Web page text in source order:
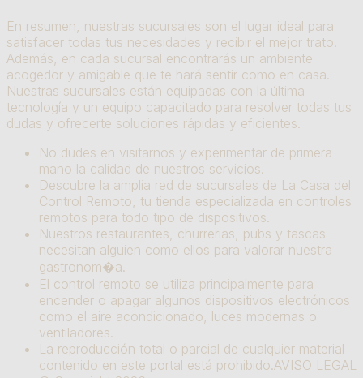
En resumen, nuestras sucursales son el lugar ideal para
satisfacer todas tus necesidades y recibir el mejor trato.
Además, en cada sucursal encontrarás un ambiente
acogedor y amigable que te hará sentir como en casa.
Nuestras sucursales están equipadas con la última
tecnología y un equipo capacitado para resolver todas tus
dudas y ofrecerte soluciones rápidas y eficientes.
No dudes en visitarnos y experimentar de primera
mano la calidad de nuestros servicios.
Descubre la amplia red de sucursales de La Casa del
Control Remoto, tu tienda especializada en controles
remotos para todo tipo de dispositivos.
Nuestros restaurantes, churrerias, pubs y tascas
necesitan alguien como ellos para valorar nuestra
gastronom�a.
El control remoto se utiliza principalmente para
encender o apagar algunos dispositivos electrónicos
como el aire acondicionado, luces modernas o
ventiladores.
La reproducción total o parcial de cualquier material
contenido en este portal está prohibido.AVISO LEGAL